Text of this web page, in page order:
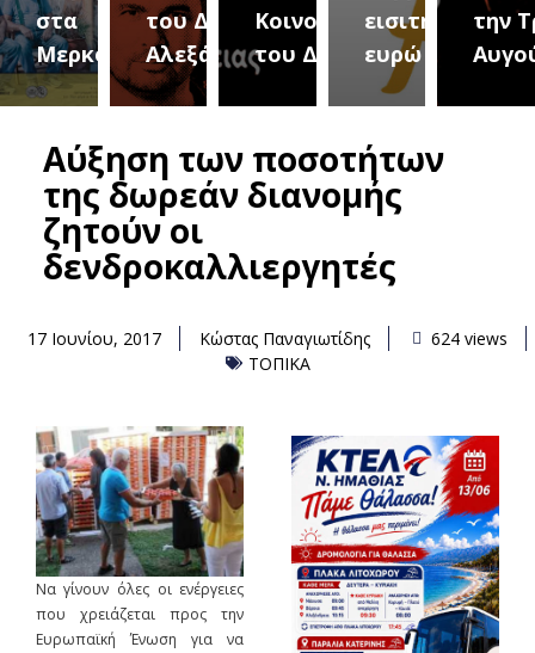
του Δήμου
Αλεξάνδρειας
Κοινοτήτων
του Δήμου
εισιτήριο 2
ευρώ
την Τρίτη 18
Αυγούστουτου
Αύξηση των ποσοτήτων
της δωρεάν διανομής
ζητούν οι
δενδροκαλλιεργητές
17 Ιουνίου, 2017 Κώστας Παναγιωτίδης
624 views
ΤΟΠΙΚΑ
Να γίνουν όλες οι ενέργειες
που χρειάζεται προς την
Ευρωπαϊκή Ένωση για να